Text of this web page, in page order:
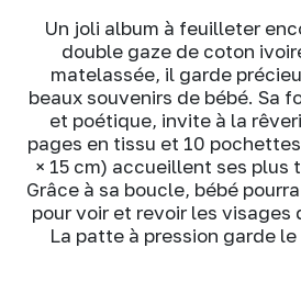
Un joli album à feuilleter
double gaze de coton
matelassée, il garde
beaux souvenirs de bébé. Sa
et poétique, invite à la
pages en tissu et 10
× 15 cm) accueillent ses plus
Grâce à sa boucle, bébé
pour voir et revoir les visages
La patte à pression garde